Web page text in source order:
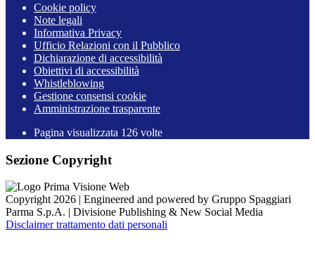
Cookie policy
Note legali
Informativa Privacy
Ufficio Relazioni con il Pubblico
Dichiarazione di accessibilità
Obiettivi di accessibilità
Whistleblowing
Gestione consensi cookie
Amministrazione trasparente
Pagina visualizzata 126 volte
Sezione Copyright
Copyright 2026 | Engineered and powered by Gruppo Spaggiari
Parma S.p.A. | Divisione Publishing & New Social Media
Disclaimer trattamento dati personali